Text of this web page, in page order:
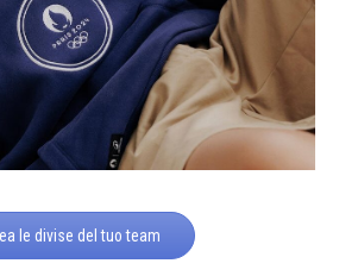
le divise del tuo team